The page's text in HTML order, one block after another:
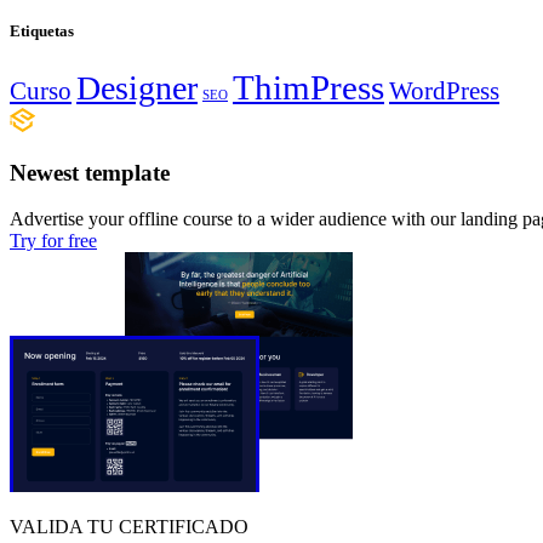
Etiquetas
Curso Designer SEO ThimPressWordPress
Newest template
Advertise your offline course to a wider audience with our landing
Try for free
VALIDA TU CERTIFICADO